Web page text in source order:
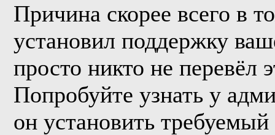
Причина скорее всего в
установил поддержку
просто никто не перевёл
Попробуйте узнать у
он установить